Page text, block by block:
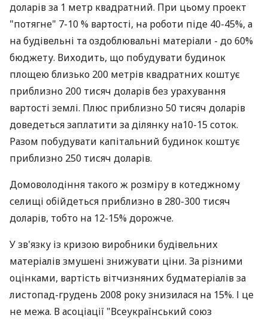
доларів за 1 метр квадратний. При цьому проект
"потягне" 7-10 % вартості, на роботи піде 40-45%, а
на будівельні та оздоблювальні матеріали - до 60%
бюджету. Виходить, що побудувати будинок
площею близько 200 метрів квадратних коштує
приблизно 200 тисяч доларів без урахування
вартості землі. Плюс приблизно 50 тисяч доларів
доведеться заплатити за ділянку на10-15 соток.
Разом побудувати капітальний будинок коштує
приблизно 250 тисяч доларів.
Домоволодіння такого ж розміру в котеджному
селищі обійдеться приблизно в 280-300 тисяч
доларів, тобто на 12-15% дорожче.
У зв'язку із кризою виробники будівельних
матеріалів змушені знижувати ціни. За різними
оцінками, вартість вітчизняних будматеріалів за
листопад-грудень 2008 року знизилася на 15%. І це
не межа. В асоціації "Всеукраїнський союз